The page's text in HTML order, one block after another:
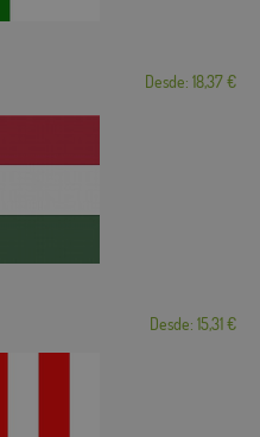
Desde: 18,37 €
Desde: 15,31 €